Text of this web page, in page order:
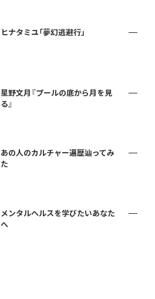
ヒナタミユ「夢幻逃避行」
星野文月『プールの底から月を見
る』
あの人のカルチャー遍歴辿ってみ
た
メンタルヘルスを学びたいあなた
へ